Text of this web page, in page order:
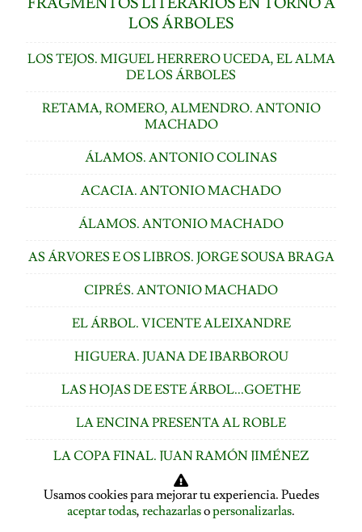
LOS ÁRBOLES
LOS TEJOS. MIGUEL HERRERO UCEDA, EL ALMA
DE LOS ÁRBOLES
RETAMA, ROMERO, ALMENDRO. ANTONIO
MACHADO
ÁLAMOS. ANTONIO COLINAS
ACACIA. ANTONIO MACHADO
ÁLAMOS. ANTONIO MACHADO
AS ÁRVORES E OS LIBROS. JORGE SOUSA BRAGA
CIPRÉS. ANTONIO MACHADO
EL ÁRBOL. VICENTE ALEIXANDRE
HIGUERA. JUANA DE IBARBOROU
LAS HOJAS DE ESTE ÁRBOL...GOETHE
LA ENCINA PRESENTA AL ROBLE
LA COPA FINAL. JUAN RAMÓN JIMÉNEZ
CEDRO. SAN JUAN DE LA CRUZ
CASTAÑO. MIGUEL DE CERVANTES
Usamos cookies para mejorar tu experiencia. Puedes
aceptar todas, rechazarlasopersonalizarlas.